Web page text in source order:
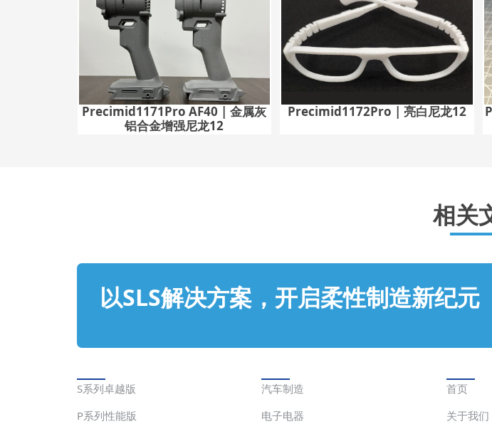
Precimid1171Pro AF40 | 金属灰
铝合金增强尼龙12
Precimid1172Pro | 亮白尼龙12
相关
以SLS解决方案，开启柔性制造新纪元
S系列卓越版
P系列性能版
汽车制造
电子电器
首页
关于我们